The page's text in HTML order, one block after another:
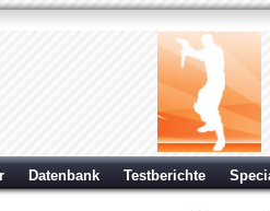
Datenbank Testberichte